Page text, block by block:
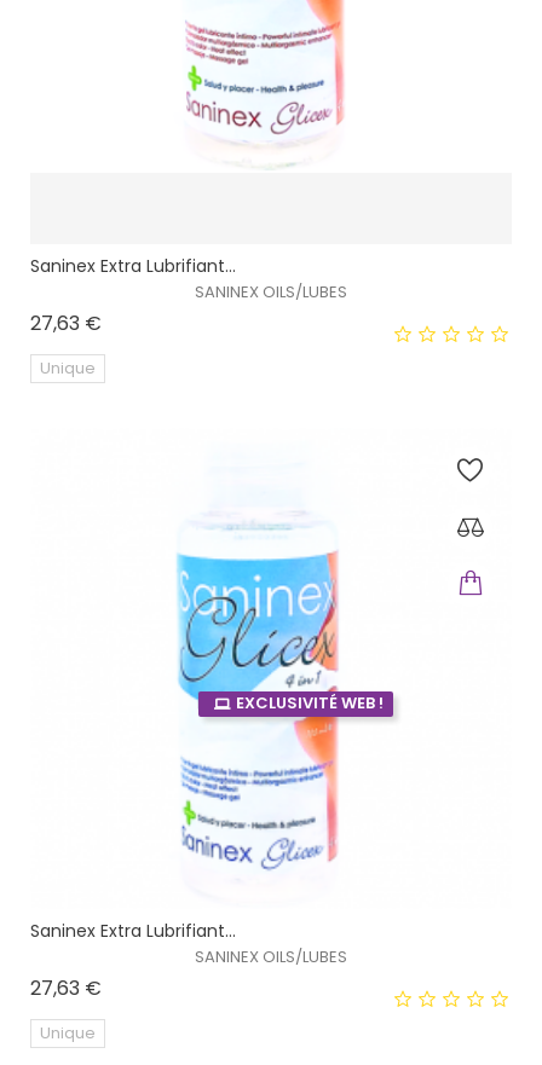
Saninex Extra Lubrifiant...
SANINEX OILS/LUBES
27,63 €
Unique
EXCLUSIVITÉ WEB !
Saninex Extra Lubrifiant...
SANINEX OILS/LUBES
27,63 €
Unique